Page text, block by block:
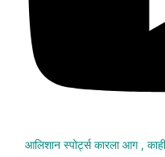
आलिशान स्पोर्ट्स कारला आग ,